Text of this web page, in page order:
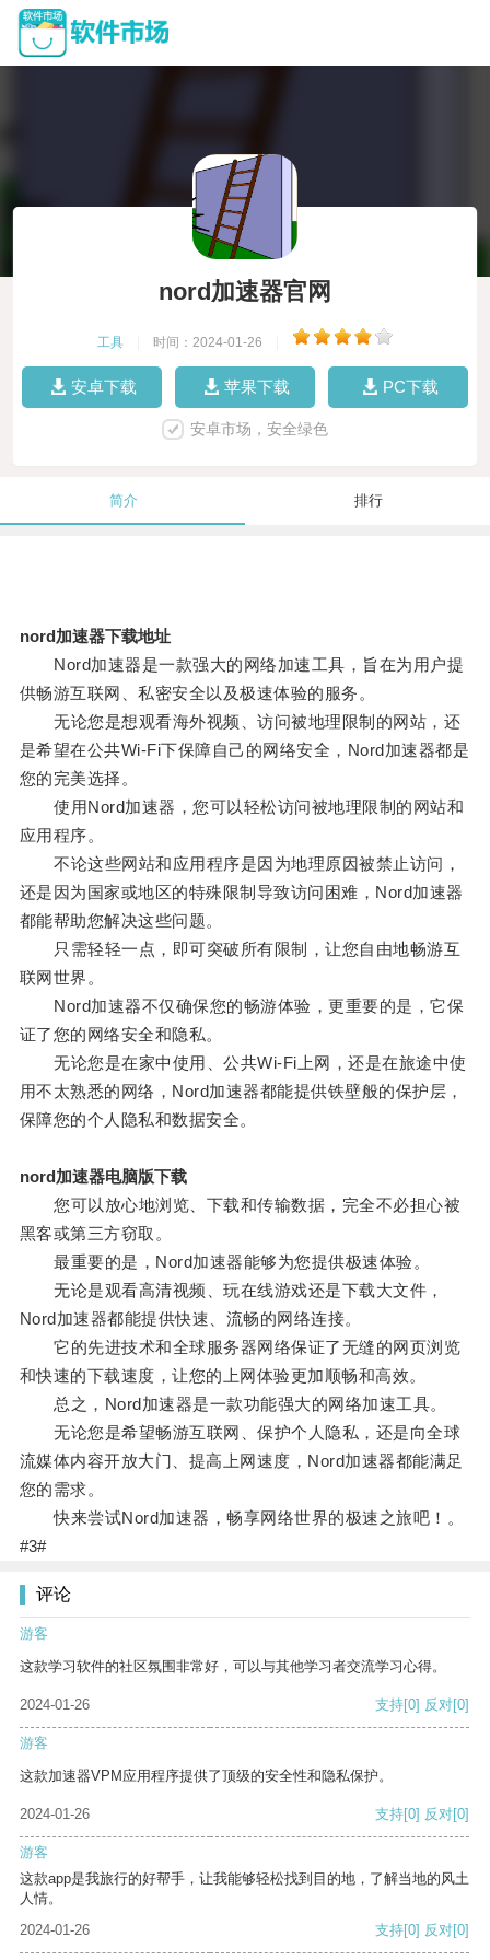
nord加速器官网
工具 时间：2024-01-26
安卓下载 苹果下载 PC下载
安卓市场，安全绿色
简介 排行
nord加速器下载地址
Nord加速器是一款强大的网络加速工具，旨在为用户提
供畅游互联网、私密安全以及极速体验的服务。
无论您是想观看海外视频、访问被地理限制的网站，还
是希望在公共Wi-Fi下保障自己的网络安全，Nord加速器都是
您的完美选择。
使用Nord加速器，您可以轻松访问被地理限制的网站和
应用程序。
不论这些网站和应用程序是因为地理原因被禁止访问，
还是因为国家或地区的特殊限制导致访问困难，Nord加速器
都能帮助您解决这些问题。
只需轻轻一点，即可突破所有限制，让您自由地畅游互
联网世界。
Nord加速器不仅确保您的畅游体验，更重要的是，它保
证了您的网络安全和隐私。
无论您是在家中使用、公共Wi-Fi上网，还是在旅途中使
用不太熟悉的网络，Nord加速器都能提供铁壁般的保护层，
保障您的个人隐私和数据安全。
nord加速器电脑版下载
您可以放心地浏览、下载和传输数据，完全不必担心被
黑客或第三方窃取。
最重要的是，Nord加速器能够为您提供极速体验。
无论是观看高清视频、玩在线游戏还是下载大文件，
Nord加速器都能提供快速、流畅的网络连接。
它的先进技术和全球服务器网络保证了无缝的网页浏览
和快速的下载速度，让您的上网体验更加顺畅和高效。
总之，Nord加速器是一款功能强大的网络加速工具。
无论您是希望畅游互联网、保护个人隐私，还是向全球
流媒体内容开放大门、提高上网速度，Nord加速器都能满足
您的需求。
快来尝试Nord加速器，畅享网络世界的极速之旅吧！。
#3#
评论
游客
这款学习软件的社区氛围非常好，可以与其他学习者交流学习心得。
2024-01-26 支持[0] 反对[0]
游客
这款加速器VPM应用程序提供了顶级的安全性和隐私保护。
2024-01-26 支持[0] 反对[0]
游客
这款app是我旅行的好帮手，让我能够轻松找到目的地，了解当地的风土
人情。
2024-01-26
支持[0] 反对[0]